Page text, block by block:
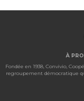
À
Fondée en 1938, Convivio,
regroupement démocratique